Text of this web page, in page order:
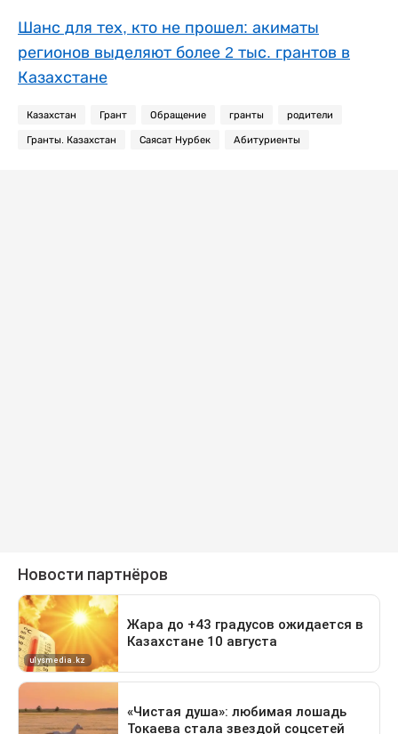
Шанс для тех, кто не прошел: акиматы
регионов выделяют более 2 тыс. грантов в
Казахстане
Казахстан Грант Обращение гранты родители
Гранты. Казахстан Саясат Нурбек Абитуриенты